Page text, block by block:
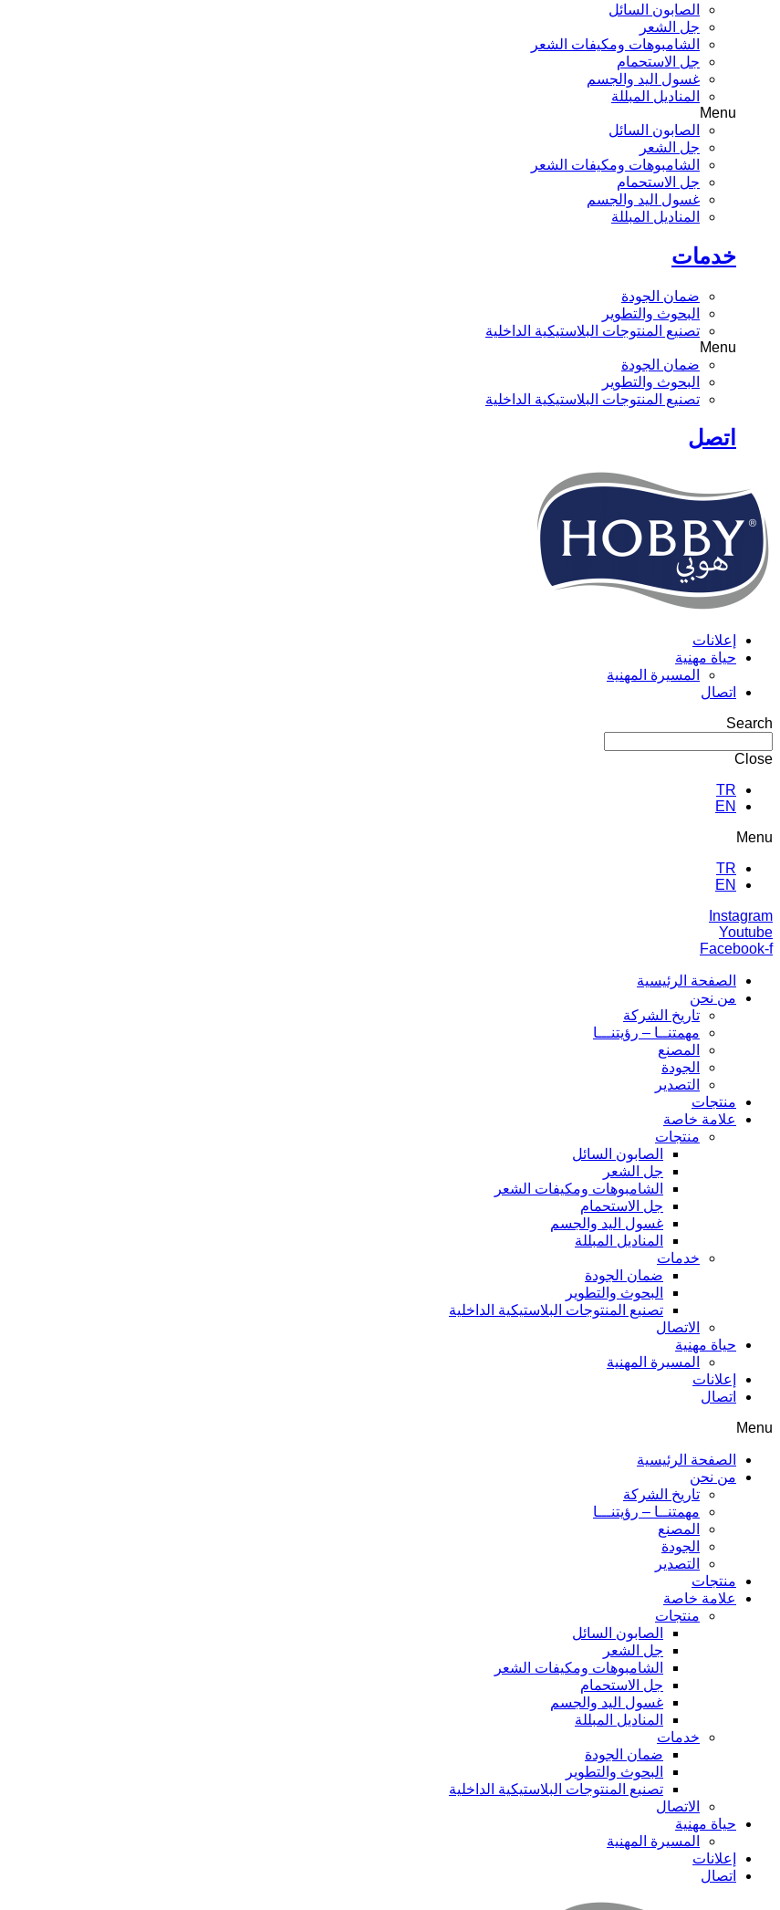
الصابون السائل
جل الشعر
الشامبوهات ومكيفات الشعر
جل الاستحمام
غسول اليد والجسم
المناديل المبللة
Menu
الصابون السائل
جل الشعر
الشامبوهات ومكيفات الشعر
جل الاستحمام
غسول اليد والجسم
المناديل المبللة
خدمات
ضمان الجودة
البحوث والتطوير
تصنيع المنتوجات البلاستيكية الداخلية
Menu
ضمان الجودة
البحوث والتطوير
تصنيع المنتوجات البلاستيكية الداخلية
اتصل
إعلانات
حياة مهنية
المسيرة المهنية
اتصال
Search
Close
TR
EN
Menu
TR
EN
Instagram
Youtube
Facebook-f
الصفحة الرئيسية
من نحن
تاريخ الشركة
مهمتنــا – رؤيتنـــا
المصنع
الجودة
التصدير
منتجات
علامة خاصة
منتجات
الصابون السائل
جل الشعر
الشامبوهات ومكيفات الشعر
جل الاستحمام
غسول اليد والجسم
المناديل المبللة
خدمات
ضمان الجودة
البحوث والتطوير
تصنيع المنتوجات البلاستيكية الداخلية
الاتصال
حياة مهنية
المسيرة المهنية
إعلانات
اتصال
Menu
الصفحة الرئيسية
من نحن
تاريخ الشركة
مهمتنــا – رؤيتنـــا
المصنع
الجودة
التصدير
منتجات
علامة خاصة
منتجات
الصابون السائل
جل الشعر
الشامبوهات ومكيفات الشعر
جل الاستحمام
غسول اليد والجسم
المناديل المبللة
خدمات
ضمان الجودة
البحوث والتطوير
تصنيع المنتوجات البلاستيكية الداخلية
الاتصال
حياة مهنية
المسيرة المهنية
إعلانات
اتصال